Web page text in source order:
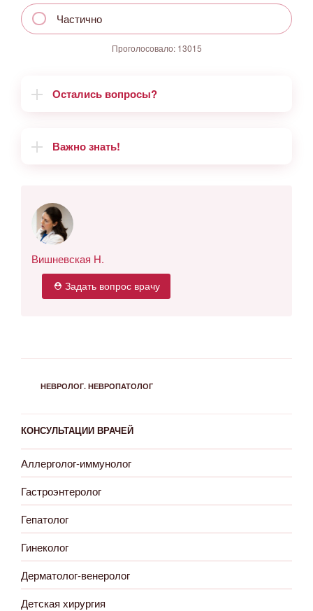
Частично
Проголосовало: 13015
Остались вопросы?
Важно знать!
Вишневская Н.
⛑ Задать вопрос врачу
РУБРИКИ
НЕВРОЛОГ. НЕВРОПАТОЛОГ
КОНСУЛЬТАЦИИ ВРАЧЕЙ
Аллерголог-иммунолог
Гастроэнтеролог
Гепатолог
Гинеколог
Дерматолог-венеролог
Детская хирургия